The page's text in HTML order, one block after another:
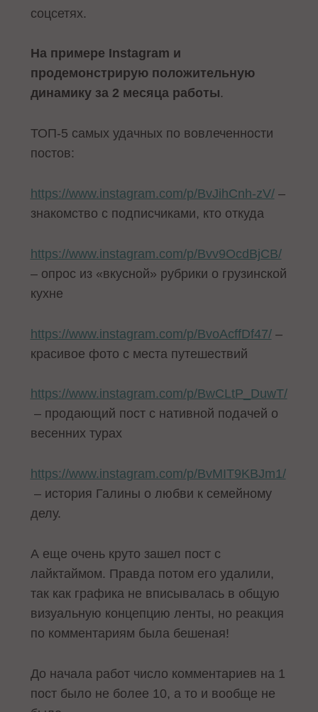
соцсетях.
На примере Instagram и
продемонстрирую положительную
динамику за 2 месяца работы.
ТОП-5 самых удачных по вовлеченности
постов:
https://www.instagram.com/p/BvJihCnh-zV/–
знакомство с подписчиками, кто откуда
https://www.instagram.com/p/Bvv9OcdBjCB/
– опрос из «вкусной» рубрики о грузинской
кухне
https://www.instagram.com/p/BvoAcffDf47/–
красивое фото с места путешествий
https://www.instagram.com/p/BwCLtP_DuwT/
– продающий пост с нативной подачей о
весенних турах
https://www.instagram.com/p/BvMIT9KBJm1/
– история Галины о любви к семейному
делу.
А еще очень круто зашел пост с
лайктаймом. Правда потом его удалили,
так как графика не вписывалась в общую
визуальную концепцию ленты, но реакция
по комментариям была бешеная!
До начала работ число комментариев на 1
пост было не более 10, а то и вообще не